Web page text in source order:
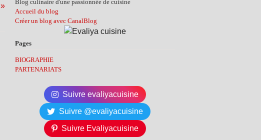
Blog culinaire d'une passionnée de cuisine
Accueil du blog
Créer un blog avec CanalBlog
Pages
BIOGRAPHIE
PARTENARIATS
Suivre evaliyacuisine
Suivre @evaliyacuisine
Suivre Evaliyacuisine